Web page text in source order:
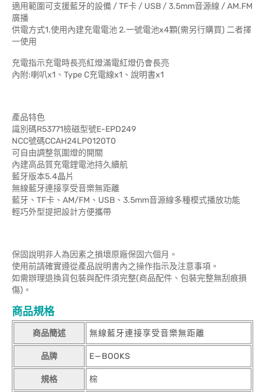
適用範圍可支援藍牙的設備 / TF卡 / USB / 3.5mm音源線 / AM.FM
廣播
供電方式1.使用內建充電電池 2.一號電池x4顆(需另行購買) 二者擇
一使用
充電指示充電時長亮紅燈滿電紅燈仍會長亮
內附:喇叭x1、Type C充電線x1、說明書x1
產品特色
識別碼R53771檢磁型號E-EPD249
NCC號碼CCAH24LP0120T0
可自由調整氛圍燈的開關
內建高品質充電鋰電池持久續航
藍牙版本5.4晶片
無線藍牙連接享受音樂無距離
藍牙、TF卡、AM/FM、USB、3.5mm音源線多種模式播放功能
輕巧外型提把設計方便攜帶
保固說明非人為因素之損壞原廠保固六個月。
使用前請確實遵從產品說明書內之操作指示及注意事項。
如需辦理退換貨包裝與配件須完整(商品配件、包裝完整無刮痕損
傷)。
商品規格
商品簡述 無線藍牙連接享受音樂無距離
品牌 E—BOOKS
規格 棕